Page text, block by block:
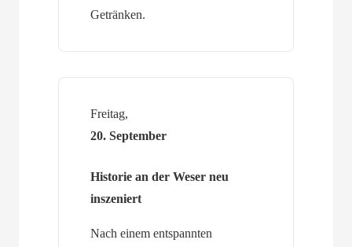
Getränken.
Freitag,
20. September
Historie an der Weser neu
inszeniert
Nach einem entspannten